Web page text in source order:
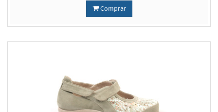
Comprar